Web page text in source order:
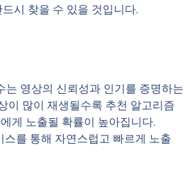
시 찾을 수 있을 것입니다.
는 영상의 신뢰성과 인기를 증명하는
이 많이 재생될수록 추천 알고리즘
게 노출될 확률이 높아집니다.
를 통해 자연스럽고 빠르게 노출